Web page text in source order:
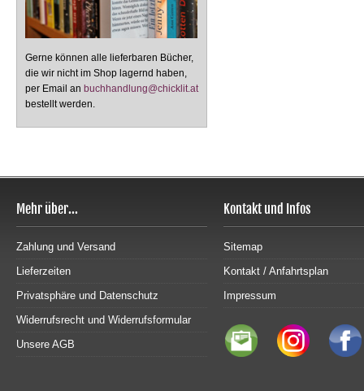
Gerne können alle lieferbaren Bücher,
die wir nicht im Shop lagernd haben,
per Email an buchhandlung@chicklit.at
bestellt werden.
Mehr über...
Zahlung und Versand
Lieferzeiten
Privatsphäre und Datenschutz
Widerrufsrecht und Widerrufsformular
Unsere AGB
Kontakt und Infos
Sitemap
Kontakt / Anfahrtsplan
Impressum